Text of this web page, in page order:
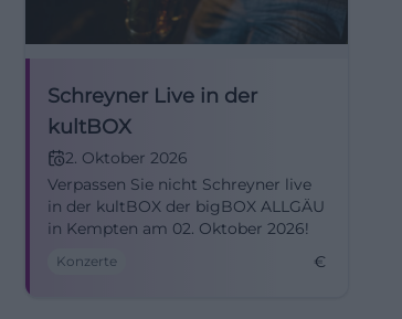
Schreyner Live in der
kultBOX
2. Oktober 2026
Verpassen Sie nicht Schreyner live
in der kultBOX der bigBOX ALLGÄU
in Kempten am 02. Oktober 2026!
Konzerte €